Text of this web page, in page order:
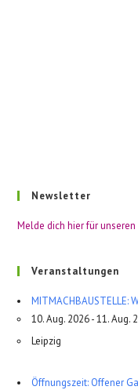
Newsletter
Melde dich hier für
Veranstaltungen
MITMACHBAUSTELLE:
10. Aug. 2026 - 11. Aug.
Leipzig
Öffnungszeit: Offener